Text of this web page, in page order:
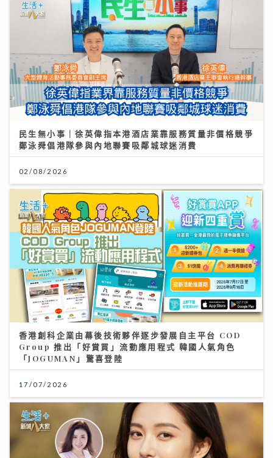
民生無小事｜徐英偉指本港酒店業靠服務質量非價格競爭
鄭泳舜倡港隊參與內地聯賽吸鄰城球迷消費
02/08/2026
香港創科企業由幕後技術夥伴逐步發展自主平台 COD
Group 推出「好賞買」流動應用程式 韓國人氣角色
「JOGUMAN」驚喜登陸
17/07/2026